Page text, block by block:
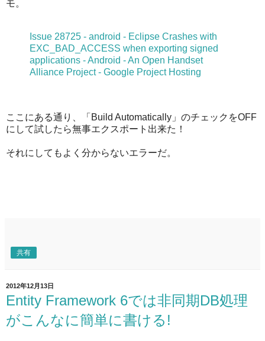
モ。
Issue 28725 - android - Eclipse Crashes with
EXC_BAD_ACCESS when exporting signed
applications - Android - An Open Handset
Alliance Project - Google Project Hosting
ここにある通り、「Build Automatically」のチェックをOFF
にして試したら無事エクスポート出来た！
それにしてもよく分からないエラーだ。
共有
2012年12月13日
Entity Framework 6では非同期DB処理
がこんなに簡単に書ける!